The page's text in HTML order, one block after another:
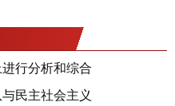
行分析和综合
民主社会主义